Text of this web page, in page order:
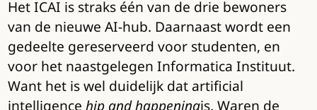
Het ICAI is straks één van de drie bewoners
van de nieuwe AI-hub. Daarnaast wordt een
gedeelte gereserveerd voor studenten, en
voor het naastgelegen Informatica Instituut.
Want het is wel duidelijk dat artificial
intelligence hip and happeningis. Waren de